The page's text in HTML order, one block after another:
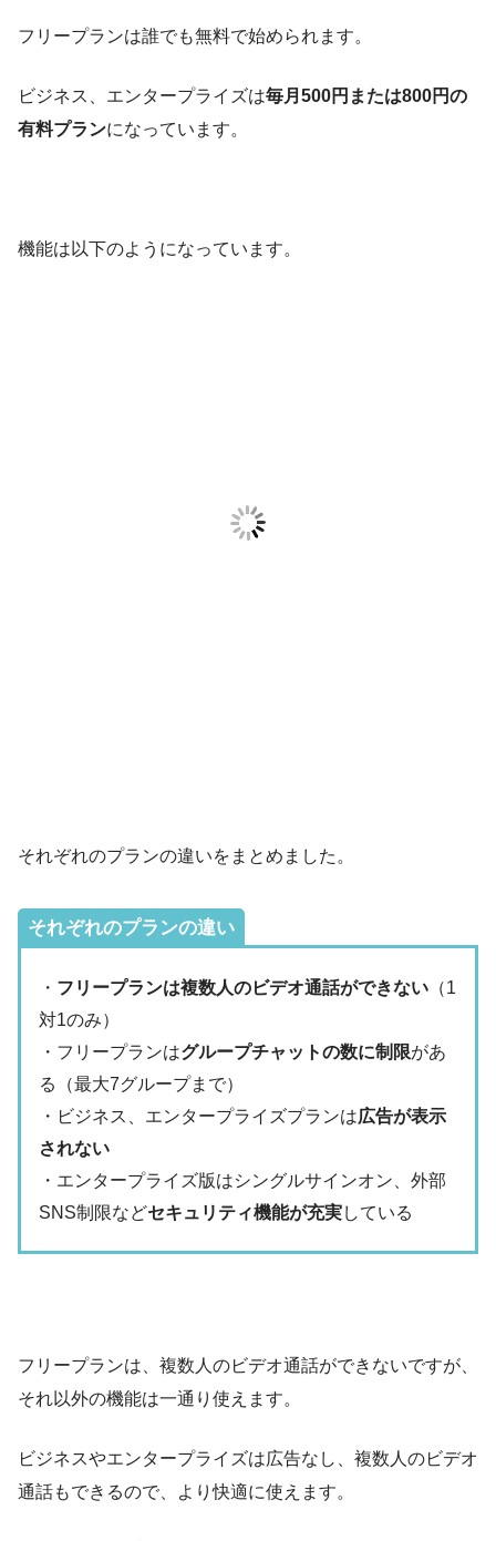
フリープランは誰でも無料で始められます。
ビジネス、エンタープライズは毎月500円または800円の
有料プランになっています。
機能は以下のようになっています。
それぞれのプランの違いをまとめました。
それぞれのプランの違い
・ フリープランは複数人のビデオ通話ができない （1
対1のみ）
・フリープランはグループチャットの数に制限があ
る（最大7グループまで）
・ビジネス、エンタープライズプランは広告が表示
されない
・エンタープライズ版はシングルサインオン、外部
SNS制限などセキュリティ機能が充実している
フリープランは、複数人のビデオ通話ができないですが、
それ以外の機能は一通り使えます。
ビジネスやエンタープライズは広告なし、複数人のビデオ
通話もできるので、より快適に使えます。